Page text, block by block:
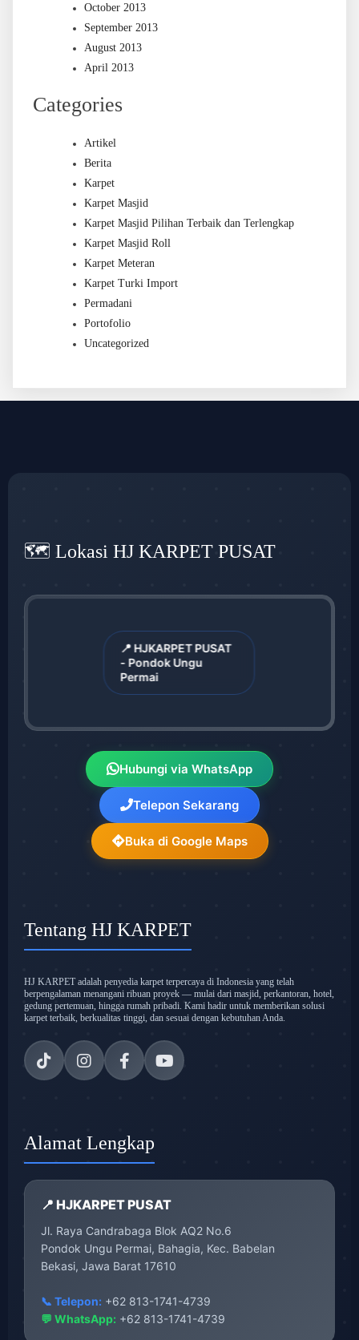
October 2013
September 2013
August 2013
April 2013
Categories
Artikel
Berita
Karpet
Karpet Masjid
Karpet Masjid Pilihan Terbaik dan Terlengkap
Karpet Masjid Roll
Karpet Meteran
Karpet Turki Import
Permadani
Portofolio
Uncategorized
🗺️ Lokasi HJ KARPET PUSAT
📍 HJKARPET PUSAT
- Pondok Ungu
Permai
Hubungi via WhatsApp
Telepon Sekarang
Buka di Google Maps
Tentang HJ KARPET
HJ KARPET adalah penyedia karpet terpercaya di Indonesia yang telah
berpengalaman menangani ribuan proyek — mulai dari masjid, perkantoran, hotel,
gedung pertemuan, hingga rumah pribadi. Kami hadir untuk memberikan solusi
karpet terbaik, berkualitas tinggi, dan sesuai dengan kebutuhan Anda.
Alamat Lengkap
📍 HJKARPET PUSAT
Jl. Raya Candrabaga Blok AQ2 No.6
Pondok Ungu Permai, Bahagia, Kec. Babelan
Bekasi, Jawa Barat 17610
📞 Telepon: +62 813-1741-4739
💬 WhatsApp: +62 813-1741-4739